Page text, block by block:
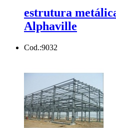
estrutura
Alphaville
Cod.:9032